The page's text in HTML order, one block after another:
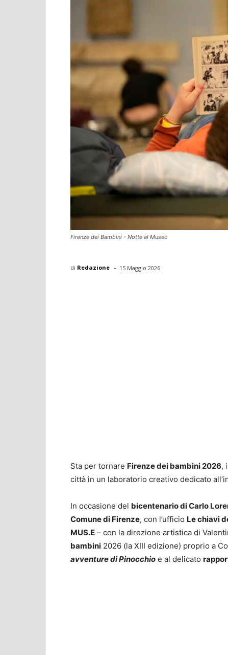
Firenze dei Bambini - Notte al Museo
di Redazione - 15 Maggio 2026
Sta per tornare Firenze dei bambini 2026,
città in un laboratorio creativo dedicato
In occasione del bicentenario di Carlo
Comune di Firenze, con l’ufficio Le chiavi
MUS.E – con la direzione artistica di
bambini 2026 (la XIII edizione) proprio a
avventure di Pinocchio e al delicato